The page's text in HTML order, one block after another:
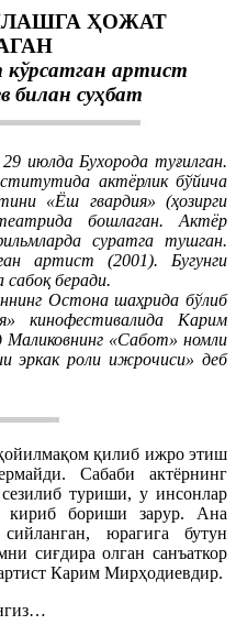
ҲОЖАТ
кўрсатган артист
билан суҳбат
июлда Бухорода туғилган.
актёрлик бўйича
«Ёш гвардия» (ҳозирги
бошлаган. Актёр
суратга тушган.
артист (2001). Бугунги
сабоқ беради.
Остона шаҳрида бўлиб
кинофестивалида Карим
«Сабот» номли
эркак роли ижрочиси» деб
қилиб ижро этиш
Сабаби актёрнинг
туриши, у инсонлар
кириб бориши зарур. Ана
юрагига бутун
сиғдира олган санъаткор
Карим Мирҳодиевдир.